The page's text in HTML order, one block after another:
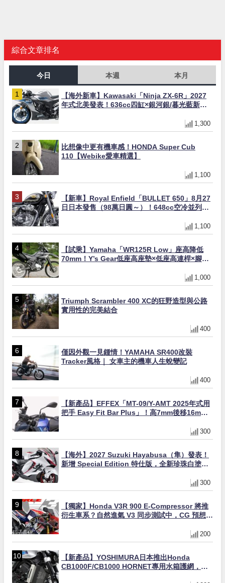
綜合文章排名
今日 本週 本月
【海外新車】Kawasaki「Ninja ZX-6R」2027
年式北美發表！636cc四缸×銀河銀/暮光藍新色
1,300
比想像中更有機車感！HONDA Super Cub
110【Webike愛車精選】
1,100
【新車】Royal Enfield「BULLET 650」8月27
日日本發售（98萬日圓～）！648cc空冷並列雙
1,100
【試乘】Yamaha「WR125R Low」座高降低
70mm！Y’s Gear低座高座墊×低座高連桿×腳踏
1,000
Triumph Scrambler 400 XC的狂野造型與公路
實用性的完美結合
400
僅因外觀一見鍾情！YAMAHA SR400改裝
Tracker風格｜ 女車主的機車人生蛻變記
400
【新產品】EFFEX「MT-09/Y-AMT 2025年式用
把手 Easy Fit Bar Plus」！高7mm後移16mm
300
【海外】2027 Suzuki Hayabusa（隼）發表！
新增 Special Edition 特仕版，全新珍珠白塗裝
300
【獨家】Honda V3R 900 E-Compressor 將推
衍生車系？自然進氣 V3 同步測試中，CG 預想曝
200
【新產品】YOSHIMURA日本推出Honda
CB1000F/CB1000 HORNET專用水箱護網，六